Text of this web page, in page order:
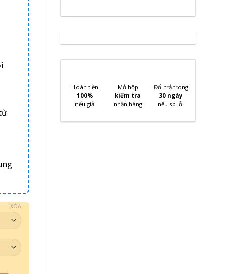
XÓA
Hoàn tiền
100%
nếu giả
Mở hộp
kiểm tra
nhận hàng
Đổi trả trong
30 ngày
nếu sp lỗi